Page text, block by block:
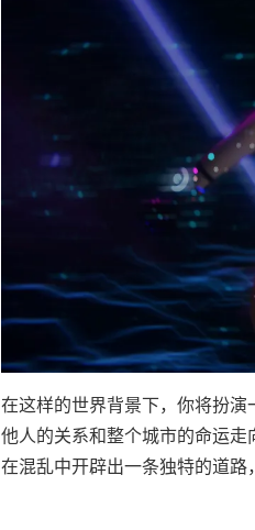
在这样的世界背景下，你将扮
他人的关系和整个城市的命运
在混乱中开辟出一条独特的道